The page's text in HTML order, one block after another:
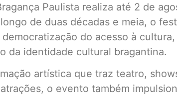
Paulista realiza até 2 de
de duas décadas e meia, o
do acesso à
da identidade cultural bragantina.
artística que traz teatro,
o evento também